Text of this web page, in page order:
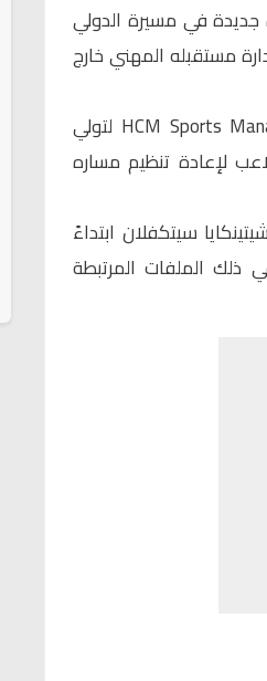
جديدة في مسيرة الدولي
مستقبله المهني خارج
وبحسب رومانو، فقد وقع الخنوس مع وكالة HCM Sports Management لتولي
لإعادة تنظيم مساره
سيتكفلان ابتداءً
ذلك الملفات المرتبطة